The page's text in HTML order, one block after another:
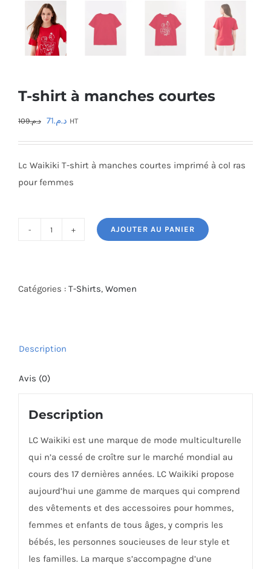
T-shirt à manches courtes
د.م.109
Le
était :
د.م.71
Le
est :
HT
Lc Waikiki T-shirt à manches courtes imprimé à col ras
pour femmes
shirt
AJOUTER AU PANIER
Catégories : T-Shirts, Women
Description
Avis (0)
Description
LC Waikiki est une marque de mode multiculturelle
qui n’a cessé de croître sur le marché mondial au
cours des 17 dernières années. LC Waikiki propose
aujourd’hui une gamme de marques qui comprend
des vêtements et des accessoires pour hommes,
femmes et enfants de tous âges, y compris les
bébés, les personnes soucieuses de leur style et
les familles. La marque s’accompagne d’une